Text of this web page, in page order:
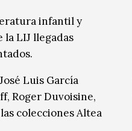
infantil y
la LIJ llegadas
Luis García
Roger Duvoisine,
colecciones Altea